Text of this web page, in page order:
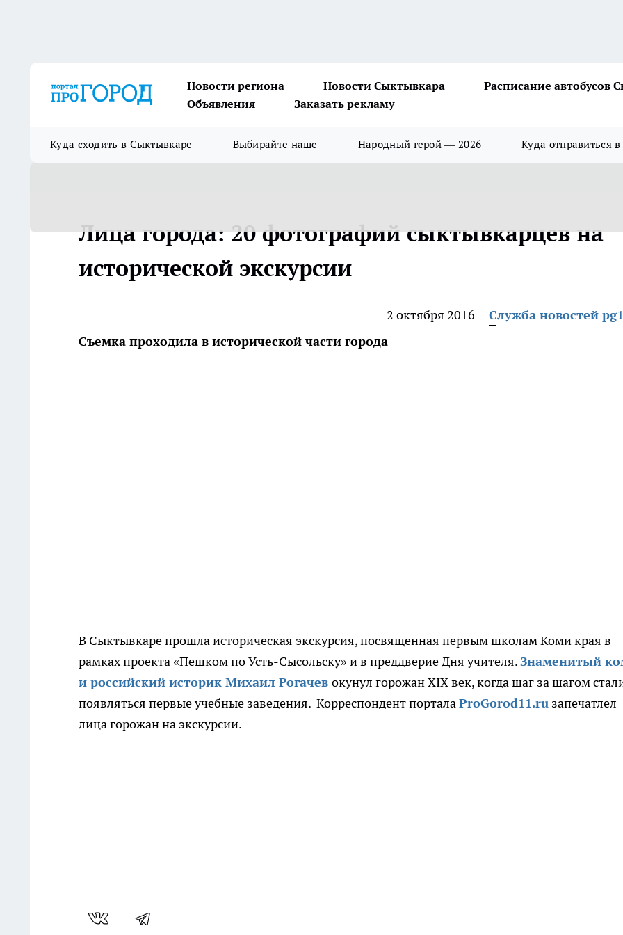
Новости региона Новости Сыктывкара
Расписание автобусов
Объявления
Заказать рекламу
Куда сходить в Сыктывкаре Выбирайте наше Народный герой — 2026 Куда отправиться в
Лица города: 20 фотографий сыктывкарцев на
исторической экскурсии
2 октября 2016
Служба новостей
Съемка проходила в исторической части города
В Сыктывкаре прошла историческая экскурсия, посвященная первым школам Коми края в
рамках проекта «Пешком по Усть-Сысольску» и в преддверие Дня учителя.Знаменитый
и российский историк Михаил Рогачев окунул горожан XIX век, когда шаг за шагом
появляться первые учебные заведения. Корреспондент порталаProGorod11.ru запечатлел
лица горожан на экскурсии.